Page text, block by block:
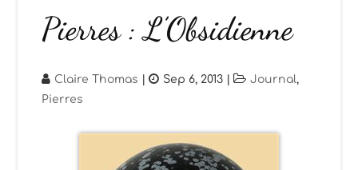
Pierres : L’Obsidienne
Claire Thomas | Sep 6, 2013 | Journal,
Pierres